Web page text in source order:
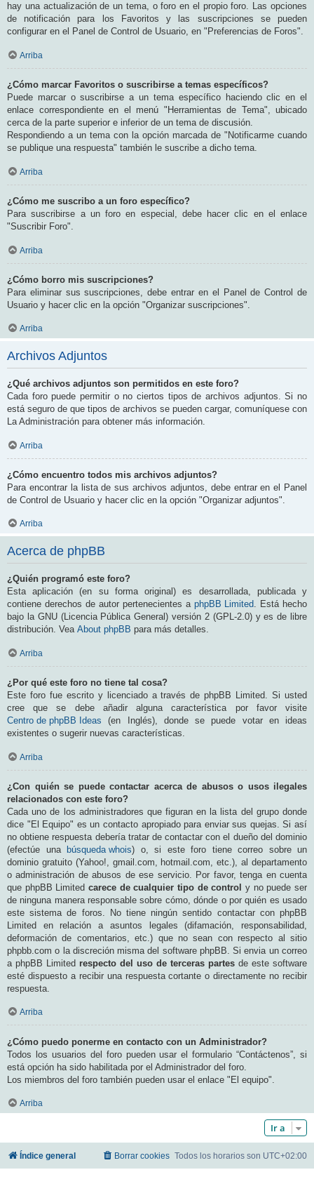
hay una actualización de un tema, o foro en el propio foro. Las opciones
de notificación para los Favoritos y las suscripciones se pueden
configurar en el Panel de Control de Usuario, en "Preferencias de Foros".
Arriba
¿Cómo marcar Favoritos o suscribirse a temas específicos?
Puede marcar o suscribirse a un tema específico haciendo clic en el
enlace correspondiente en el menú "Herramientas de Tema", ubicado
cerca de la parte superior e inferior de un tema de discusión.
Respondiendo a un tema con la opción marcada de "Notificarme cuando
se publique una respuesta" también le suscribe a dicho tema.
Arriba
¿Cómo me suscribo a un foro específico?
Para suscribirse a un foro en especial, debe hacer clic en el enlace
"Suscribir Foro".
Arriba
¿Cómo borro mis suscripciones?
Para eliminar sus suscripciones, debe entrar en el Panel de Control de
Usuario y hacer clic en la opción "Organizar suscripciones".
Arriba
Archivos Adjuntos
¿Qué archivos adjuntos son permitidos en este foro?
Cada foro puede permitir o no ciertos tipos de archivos adjuntos. Si no
está seguro de que tipos de archivos se pueden cargar, comuníquese con
La Administración para obtener más información.
Arriba
¿Cómo encuentro todos mis archivos adjuntos?
Para encontrar la lista de sus archivos adjuntos, debe entrar en el Panel
de Control de Usuario y hacer clic en la opción "Organizar adjuntos".
Arriba
Acerca de phpBB
¿Quién programó este foro?
Esta aplicación (en su forma original) es desarrollada, publicada y
contiene derechos de autor pertenecientes a phpBB Limited. Está hecho
bajo la GNU (Licencia Pública General) versión 2 (GPL-2.0) y es de libre
distribución. Vea About phpBB para más detalles.
Arriba
¿Por qué este foro no tiene tal cosa?
Este foro fue escrito y licenciado a través de phpBB Limited. Si usted
cree que se debe añadir alguna característica por favor visite
Centro de phpBB Ideas (en Inglés), donde se puede votar en ideas
existentes o sugerir nuevas características.
Arriba
¿Con quién se puede contactar acerca de abusos o usos ilegales
relacionados con este foro?
Cada uno de los administradores que figuran en la lista del grupo donde
dice "El Equipo" es un contacto apropiado para enviar sus quejas. Si así
no obtiene respuesta debería tratar de contactar con el dueño del dominio
(efectúe una
búsqueda whois) o, si este foro tiene correo sobre un
dominio gratuito (Yahoo!, gmail.com, hotmail.com, etc.), al departamento
o administración de abusos de ese servicio. Por favor, tenga en cuenta
que phpBB Limited carece de cualquier tipo de control y no puede ser
de ninguna manera responsable sobre cómo, dónde o por quién es usado
este sistema de foros. No tiene ningún sentido contactar con phpBB
Limited en relación a asuntos legales (difamación, responsabilidad,
deformación de comentarios, etc.) que no sean con respecto al sitio
phpbb.com o la discreción misma del software phpBB. Si envia un correo
a phpBB Limited respecto del uso de terceras partes de este software
esté dispuesto a recibir una respuesta cortante o directamente no recibir
respuesta.
Arriba
¿Cómo puedo ponerme en contacto con un Administrador?
Todos los usuarios del foro pueden usar el formulario “Contáctenos”, si
está opción ha sido habilitada por el Administrador del foro.
Los miembros del foro también pueden usar el enlace "El equipo".
Arriba
Ir a
Índice general Todos los horarios son UTC+02:00
Borrar cookies